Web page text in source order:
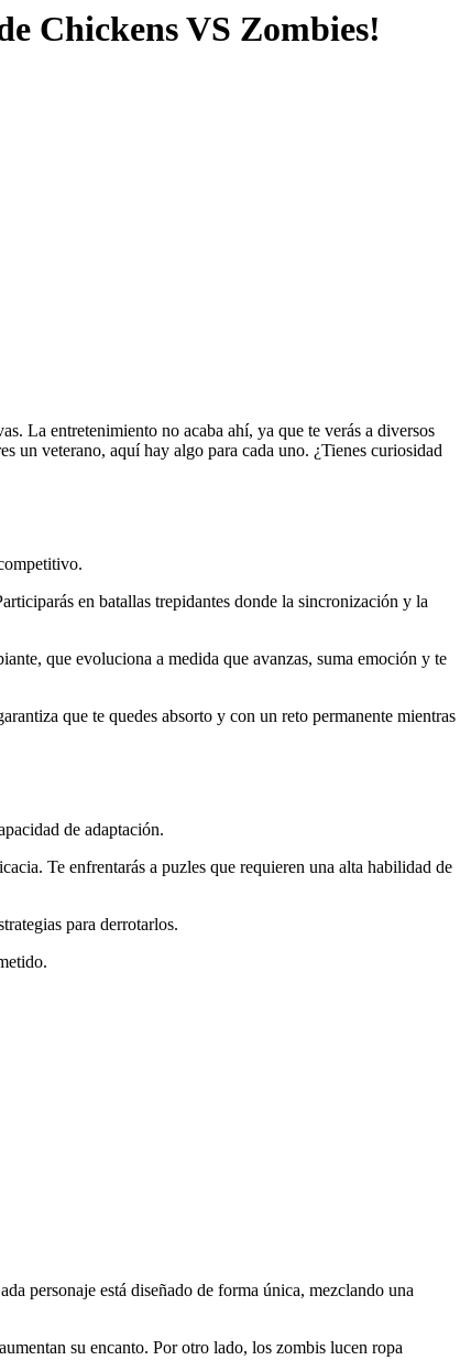
Chickens VS Zombies!
La entretenimiento no acaba ahí, ya que te verás a diversos
un veterano, aquí hay algo para cada uno. ¿Tienes curiosidad
en batallas trepidantes donde la sincronización y la
que evoluciona a medida que avanzas, suma emoción y te
que te quedes absorto y con un reto permanente mientras
de adaptación.
Te enfrentarás a puzles que requieren una alta habilidad de
para derrotarlos.
personaje está diseñado de forma única, mezclando una
su encanto. Por otro lado, los zombis lucen ropa